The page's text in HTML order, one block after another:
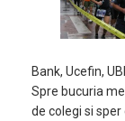
Bank, Ucefin,
Spre bucuria
de colegi si